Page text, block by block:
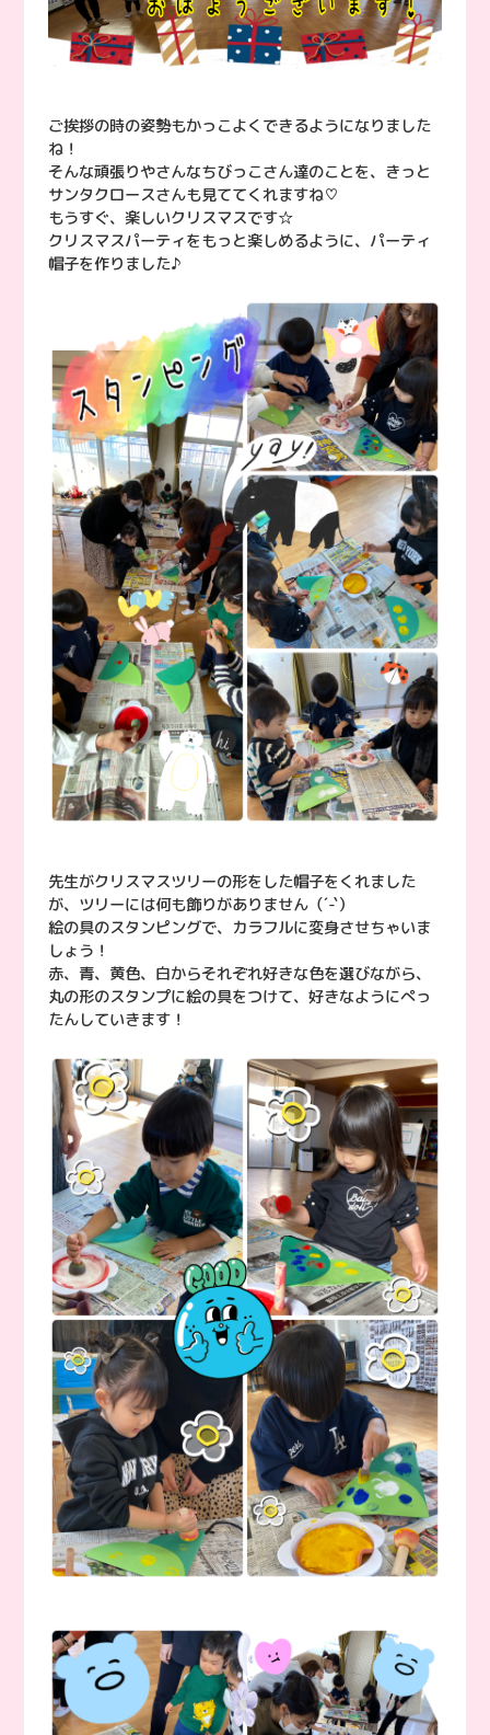
ご挨拶の時の姿勢もかっこよくできるようになりました
ね！
そんな頑張りやさんなちびっこさん達のことを、きっと
サンタクロースさんも見ててくれますね♡
もうすぐ、楽しいクリスマスです☆
クリスマスパーティをもっと楽しめるように、パーティ
帽子を作りました♪
先生がクリスマスツリーの形をした帽子をくれました
が、ツリーには何も飾りがありません（´-`）
絵の具のスタンピングで、カラフルに変身させちゃいま
しょう！
赤、青、黄色、白からそれぞれ好きな色を選びながら、
丸の形のスタンプに絵の具をつけて、好きなようにぺっ
たんしていきます！